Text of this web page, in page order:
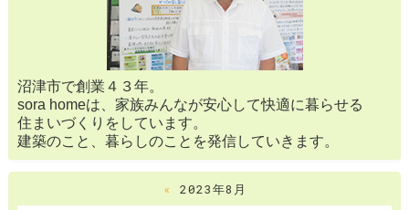
沼津市で創業４３年。
sora homeは、家族みんなが安心して快適に暮らせる
住まいづくりをしています。
建築のこと、暮らしのことを発信していきます。
« 2023年8月